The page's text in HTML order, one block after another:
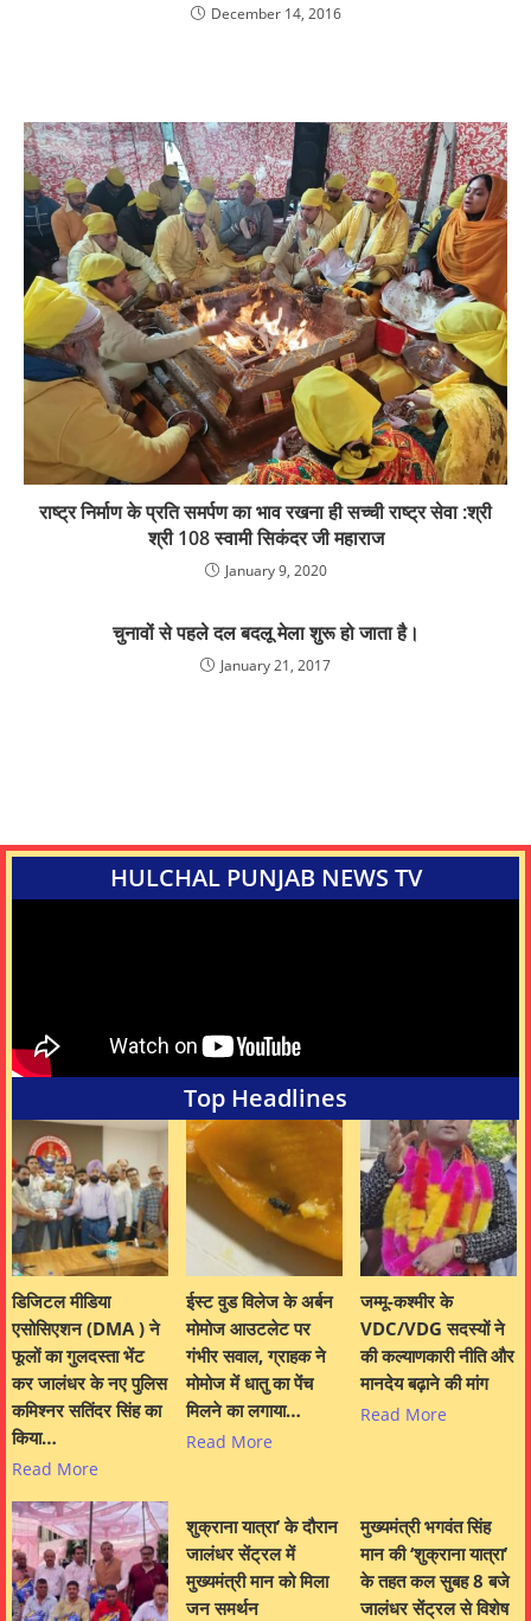
December 14, 2016
राष्ट्र निर्माण के प्रति समर्पण का भाव रखना ही सच्ची राष्ट्र सेवा :श्री
श्री 108 स्वामी सिकंदर जी महाराज
January 9, 2020
चुनावों से पहले दल बदलू मेला शुरू हो जाता है।
January 21, 2017
HULCHAL PUNJAB NEWS TV
Top Headlines
डिजिटल मीडिया
एसोसिएशन (DMA ) ने
फूलों का गुलदस्ता भेंट
कर जालंधर के नए पुलिस
कमिश्नर सतिंदर सिंह का
किया…
Read More
ईस्ट वुड विलेज के अर्बन
मोमोज आउटलेट पर
गंभीर सवाल, ग्राहक ने
मोमोज में धातु का पेंच
मिलने का लगाया…
Read More
जम्मू-कश्मीर के
VDC/VDG सदस्यों ने
की कल्याणकारी नीति और
मानदेय बढ़ाने की मांग
Read More
शुक्राना यात्रा’ के दौरान
जालंधर सेंट्रल में
मुख्यमंत्री मान को मिला
जन समर्थन
मुख्यमंत्री भगवंत सिंह
मान की ‘शुक्राना यात्रा’
के तहत कल सुबह 8 बजे
जालंधर सेंट्रल से विशेष